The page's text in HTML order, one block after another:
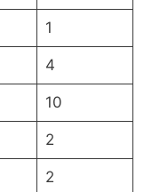
1
4
10
2
2